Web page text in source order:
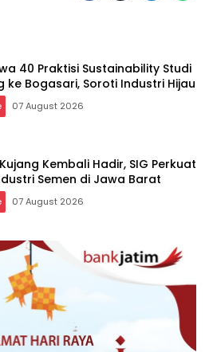
40 Praktisi Sustainability Studi
ke Bogasari, Soroti Industri Hijau
07 August 2026
Kembali Hadir, SIG Perkuat
Semen di Jawa Barat
07 August 2026